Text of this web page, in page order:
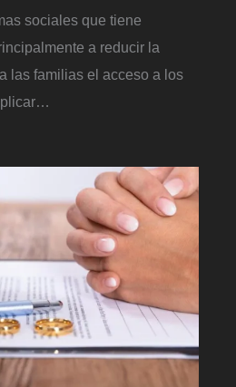
sociales que tiene
a reducir la
las familias el acceso a los